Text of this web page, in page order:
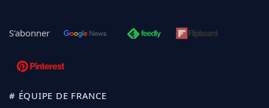
S'abonner
# ÉQUIPE DE FRANCE